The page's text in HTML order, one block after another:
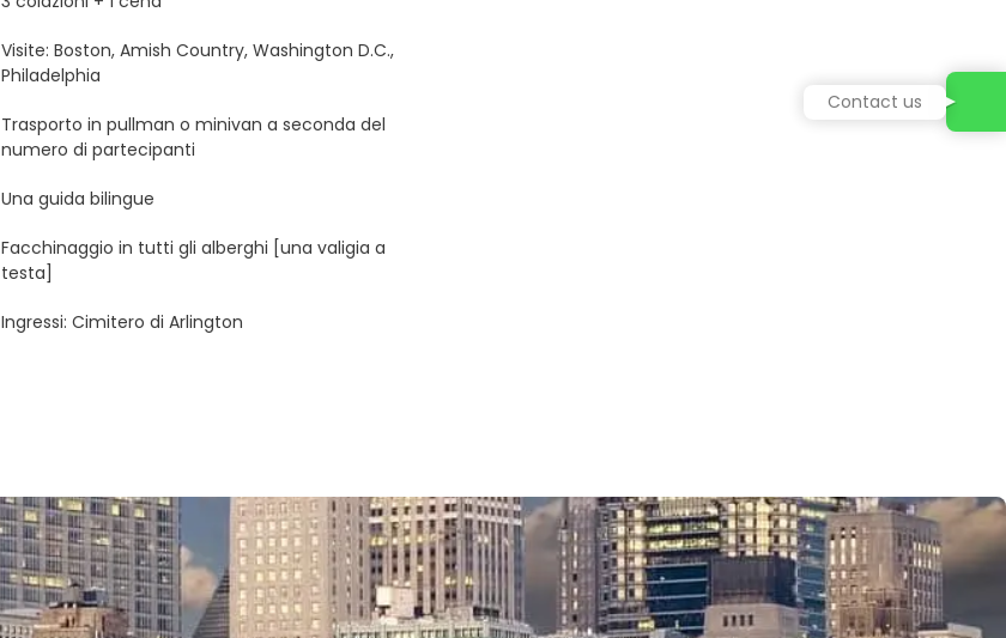
Visite: Boston, Amish Country, Washington D.C.,
Philadelphia
Trasporto in pullman o minivan a seconda del
numero di partecipanti
Una guida bilingue
Facchinaggio in tutti gli alberghi [una valigia a
testa]
Ingressi: Cimitero di Arlington
Contact us